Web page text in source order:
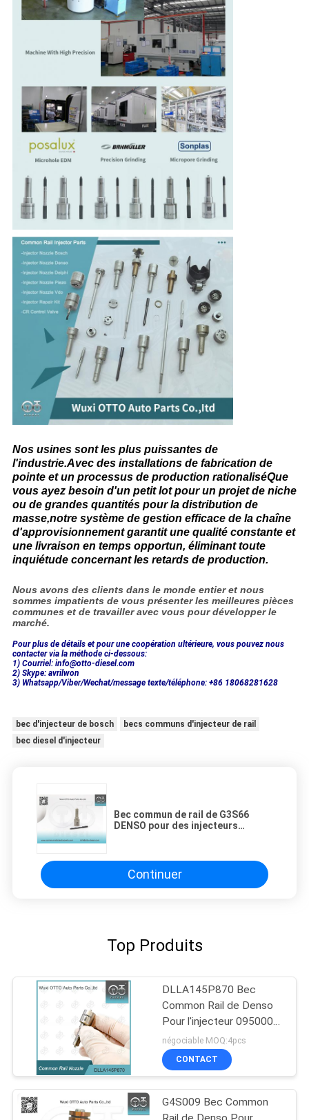
Nos usines sont les plus puissantes de
l'industrie.Avec des installations de fabrication de
pointe et un processus de production rationaliséQue
vous ayez besoin d'un petit lot pour un projet de niche
ou de grandes quantités pour la distribution de
masse,notre système de gestion efficace de la chaîne
d'approvisionnement garantit une qualité constante et
une livraison en temps opportun, éliminant toute
inquiétude concernant les retards de production.
Nous avons des clients dans le monde entier et nous
sommes impatients de vous présenter les meilleures pièces
communes et de travailler avec vous pour développer le
marché.
Pour plus de détails et pour une coopération ultérieure, vous pouvez nous
contacter via la méthode ci-dessous:
1) Courriel: info@otto-diesel.com
2) Skype: avrilwon
3) Whatsapp/Viber/Wechat/message texte/téléphone: +86 18068281628
bec d'injecteur de bosch
becs communs d'injecteur de rail
bec diesel d'injecteur
Bec commun de rail de G3S66
DENSO pour des injecteurs
Continuer
Top Produits
DLLA145P870 Bec
Common Rail de Denso
Pour l'injecteur 095000-
560# 1465A041
négociable MOQ:4pcs
CONTACT
G4S009 Bec Common